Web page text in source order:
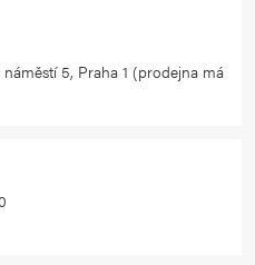
5, Praha 1 (prodejna má